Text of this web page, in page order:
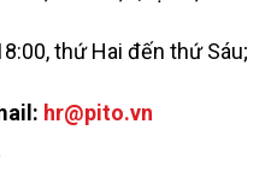
thứ Hai đến thứ Sáu;
hr@pito.vn